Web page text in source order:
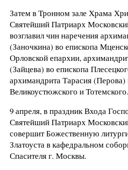
Затем в Тронном зале Храма
Святейший Патриарх
возглавил чин наречения
(Заночкина) во епископа
Орловской епархии,
(Зайцева) во епископа
архимандрита Тарасия (Перова)
Великоустюжского и Тотемского.
9 апреля, в праздник Входа
Святейший Патриарх
совершит Божественную
Златоуста в кафедральном
Спасителя г. Москвы.